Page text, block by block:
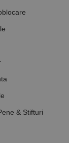
& Stifturi